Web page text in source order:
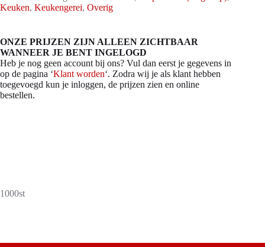
aantal
Keuken, Keukengerei, Overig
ONZE PRIJZEN ZIJN ALLEEN ZICHTBAAR
WANNEER JE BENT INGELOGD
Heb je nog geen account bij ons? Vul dan eerst je gegevens in
op de pagina ‘Klant worden‘. Zodra wij je als klant hebben
toegevoegd kun je inloggen, de prijzen zien en online
bestellen.
1000st